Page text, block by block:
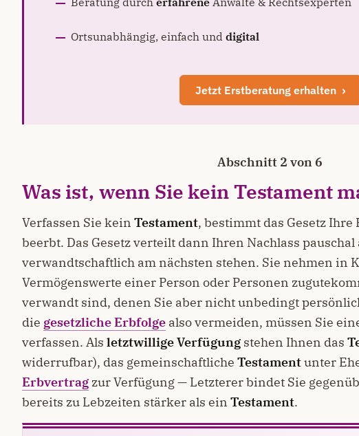
Ortsunabhängig, einfach und digital
Jetzt Erstberatung erhalten
Abschnitt 2 von 6
Was ist, wenn Sie keinTestament
Verfassen Sie kein Testament, bestimmt das Gesetz
beerbt. Das Gesetz verteilt dann Ihren Nachlass
verwandtschaftlich am nächsten stehen. Sie nehmen in
Vermögenswerte einer Person oder Personen
verwandt sind, denen Sie aber nicht unbedingt
die gesetzliche Erbfolge also vermeiden, müssen Sie
verfassen. Als letztwillige Verfügung stehen Ihnen das
widerrufbar), das gemeinschaftliche Testamentunter
Erbvertrag zur Verfügung — Letzterer bindet Sie
bereits zu Lebzeiten stärker als ein Testament.